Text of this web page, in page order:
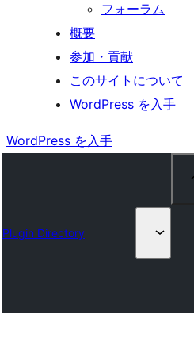
フォーラム
概要
参加・貢献
このサイトについて
WordPress を入手
WordPress を入手
Plugin Directory